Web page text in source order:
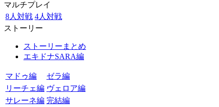
マルチプレイ
8人対戦 4人対戦
ストーリー
ストーリーまとめ
エキドナSARA編
マドゥ編
ゼラ編
リーチェ編 ヴェロア編
サレーネ編 完結編